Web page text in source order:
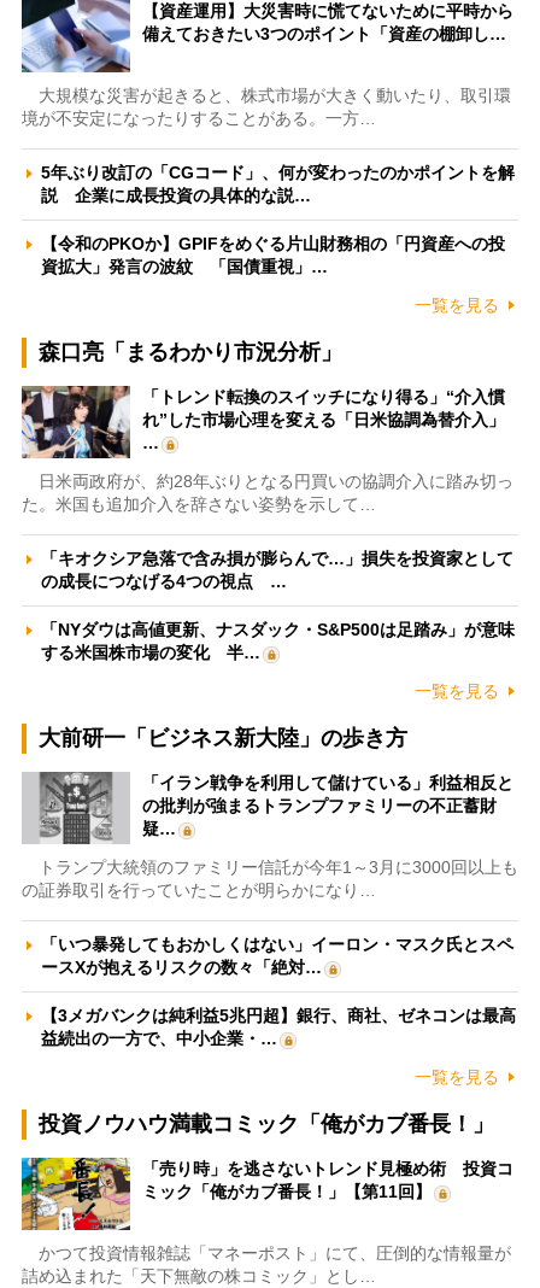
【資産運用】大災害時に慌てないために平時から
備えておきたい3つのポイント「資産の棚卸し…
大規模な災害が起きると、株式市場が大きく動いたり、取引環
境が不安定になったりすることがある。一方…
5年ぶり改訂の「CGコード」、何が変わったのかポイントを解
説 企業に成長投資の具体的な説…
【令和のPKOか】GPIFをめぐる片山財務相の「円資産への投
資拡大」発言の波紋 「国債重視」…
一覧を見る
森口亮「まるわかり市況分析」
「トレンド転換のスイッチになり得る」“介入慣
れ”した市場心理を変える「日米協調為替介入」
…
日米両政府が、約28年ぶりとなる円買いの協調介入に踏み切っ
た。米国も追加介入を辞さない姿勢を示して…
「キオクシア急落で含み損が膨らんで…」損失を投資家として
の成長につなげる4つの視点 …
「NYダウは高値更新、ナスダック・S&P500は足踏み」が意味
する米国株市場の変化 半…
一覧を見る
大前研一「ビジネス新大陸」の歩き方
「イラン戦争を利用して儲けている」利益相反と
の批判が強まるトランプファミリーの不正蓄財
疑…
トランプ大統領のファミリー信託が今年1～3月に3000回以上も
の証券取引を行っていたことが明らかになり…
「いつ暴発してもおかしくはない」イーロン・マスク氏とスペ
ースXが抱えるリスクの数々「絶対…
【3メガバンクは純利益5兆円超】銀行、商社、ゼネコンは最高
益続出の一方で、中小企業・…
一覧を見る
投資ノウハウ満載コミック「俺がカブ番長！」
「売り時」を逃さないトレンド見極め術 投資コ
ミック「俺がカブ番長！」【第11回】
かつて投資情報雑誌「マネーポスト」にて、圧倒的な情報量が
詰め込まれた「天下無敵の株コミック」とし…